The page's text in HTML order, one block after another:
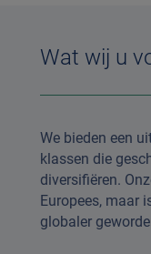
Wat wij u
We bieden een
klassen die
diversifiëren.
Europees, maar
globaler